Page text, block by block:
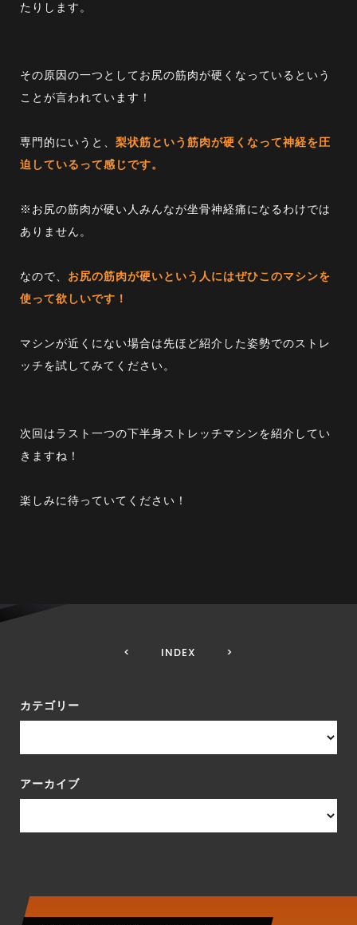
カテゴリー
アーカイブ
たりします。
その原因の一つとしてお尻の筋肉が硬くなっているという
ことが言われています！
専門的にいうと、 梨状筋という筋肉が硬くなって神経を圧
迫しているって感じです。
※お尻の筋肉が硬い人みんなが坐骨神経痛になるわけでは
ありません。
なので、 お尻の筋肉が硬いという人にはぜひこのマシンを
使って欲しいです！
マシンが近くにない場合は先ほど紹介した姿勢でのストレ
ッチを試してみてください。
次回はラスト一つの下半身ストレッチマシンを紹介してい
きますね！
楽しみに待っていてください！
< INDEX >